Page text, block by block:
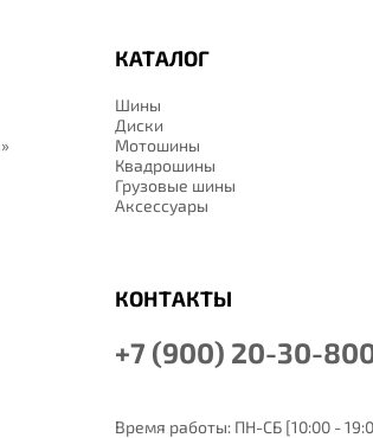
КАТАЛОГ
Шины
Диски
Мотошины
Квадрошины
Грузовые шины
Аксессуары
КОНТАКТЫ
+7 (900) 20-30-
Время работы: ПН-СБ [10:00 -